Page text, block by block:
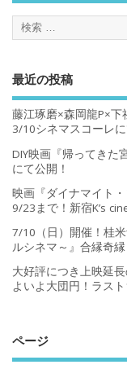
最近の投稿
藤江琢磨×森岡龍P×下
3/10シネマスコーレに
DIY映画『帰ってきた
にて公開！
映画『ダイナマイト
9/23まで！新宿K’s
7/10（日）開催！桂
ルシネマ～』合縁奇
大好評につき上映延
よいよ大団円！ラス
ページ